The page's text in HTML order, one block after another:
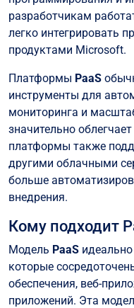
разработчикам
легко интегрировать
продуктами Microsoft.
Платформы PaaS
инструменты для
мониторинга и
значительно
платформы также
другими облачными
больше
внедрения.
Кому подходит
Модель PaaS
которые
обеспечения, веб-
приложений. Эта